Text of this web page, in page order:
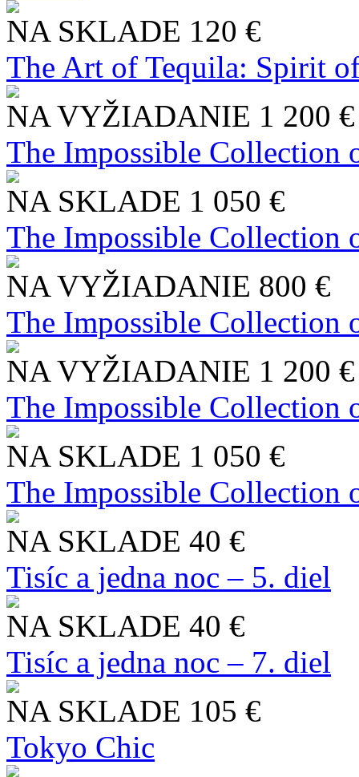
NA SKLADE 120 €
The Art of Tequila: Spirit
NA VYŽIADANIE 1 200 €
The Impossible Collection
NA SKLADE 1 050 €
The Impossible Collection
NA VYŽIADANIE 800 €
The Impossible Collection
NA VYŽIADANIE 1 200 €
The Impossible Collection
NA SKLADE 1 050 €
The Impossible Collection
NA SKLADE 40 €
Tisíc a jedna noc – 5. diel
NA SKLADE 40 €
Tisíc a jedna noc – 7. diel
NA SKLADE 105 €
Tokyo Chic